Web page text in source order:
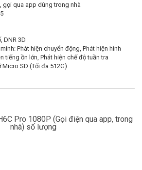
gọi qua app dùng trong nhà
DNR 3D
Phát hiện chuyển động, Phát hiện hình
tiếng ồn lớn, Phát hiện chế độ tuần tra
SD (Tối đa 512G)
Pro 1080P (Gọi điện qua app, trong
nhà) số lượng